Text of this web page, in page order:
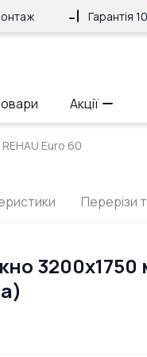
Гарантія
Акції
Euro 60
Перерізи
3200x1750